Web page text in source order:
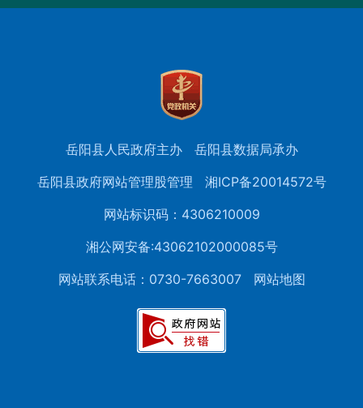
岳阳县人民政府主办
岳阳县数据局承办
岳阳县政府网站管理股管理
湘ICP备20014572号
网站标识码：4306210009
湘公网安备:43062102000085号
网站联系电话：0730-7663007
网站地图